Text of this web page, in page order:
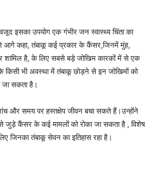
इसका उपयोग एक गंभीर जन स्वास्थ्य चिंता का
आगे कहा, तंबाकू कई प्रकार के कैंसर,जिनमें मुंह,
है, के लिए सबसे बड़े जोखिम कारकों में से एक
भी अवस्था में तंबाकू छोड़ने से इन जोखिमों को
सकता है।
और समय पर हस्तक्षेप जीवन बचा सकते हैं।उन्होंने
से जुड़े कैंसर के कई मामलों को रोका जा सकता है , विशेष
जिनका तंबाकू सेवन का इतिहास रहा है।